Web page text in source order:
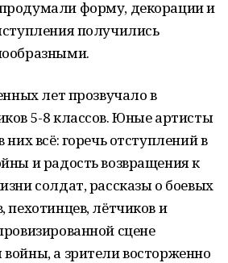
форму, декорации и
получились
лет прозвучало в
5-8 классов. Юные артисты
них всё: горечь отступлений в
и радость возвращения к
солдат, рассказы о боевых
пехотинцев, лётчиков и
сцене
а зрители восторженно